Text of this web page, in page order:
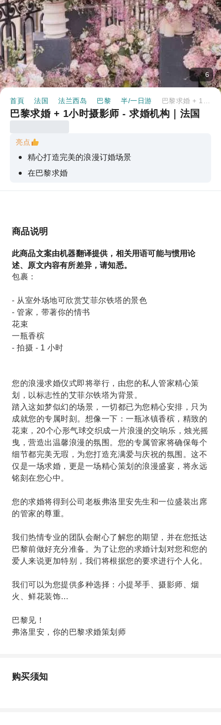
6
首頁 法国 法兰西岛 巴黎 半/一日游
巴黎求婚 + 1小时摄影师 - 求婚机构｜法国
亮点
精心打造完美的浪漫订婚场景
在巴黎求婚
您的管家确保每个细节都完美无瑕。
商品说明
此商品文案由机器翻译提供，相关用语可能与惯用论
述、原文内容有所差异，请知悉。
包裹：
- 从室外场地可欣赏艾菲尔铁塔的景色
- 管家，带著你的情书
花束
一瓶香槟
- 拍摄 - 1 小时
您的浪漫求婚仪式即将举行，由您的私人管家精心策
划，以标志性的艾菲尔铁塔为背景。
踏入这如梦似幻的场景，一切都已为您精心安排，只为
成就您的专属时刻。想像一下：一瓶冰镇香槟，精致的
花束，20个心形气球交织成一片浪漫的交响乐，烛光摇
曳，营造出温馨浪漫的氛围。您的专属管家将确保每个
细节都完美无瑕，为您打造充满爱与庆祝的氛围。这不
仅是一场求婚，更是一场精心策划的浪漫盛宴，将永远
铭刻在您心中。
您的求婚将得到公司老板弗洛里安先生和一位盛装出席
的管家的尊重。
我们热情专业的团队会耐心了解您的期望，并在您抵达
巴黎前做好充分准备。为了让您的求婚计划对您和您的
爱人来说更加特别，我们将根据您的要求进行个人化。
我们可以为您提供多种选择：小提琴手、摄影师、烟
火、鲜花装饰…
巴黎见！
弗洛里安，你的巴黎求婚策划师
购买须知